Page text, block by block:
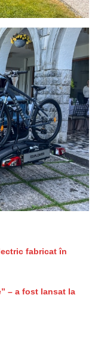
fabricat în
– a fost lansat la